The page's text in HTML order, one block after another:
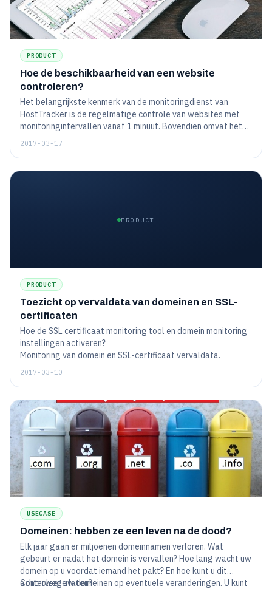
PRODUCT
Hoe de beschikbaarheid van een website
controleren?
Het belangrijkste kenmerk van de monitoringdienst van
HostTracker is de regelmatige controle van websites met
monitoringintervallen vanaf 1 minuut. Bovendien omvat het
speciale wereldwijde netwerk van controlepunten van
2017-03-17
PRODUCT
PRODUCT
Toezicht op vervaldata van domeinen en SSL-
certificaten
Hoe de SSL certificaat monitoring tool en domein monitoring
instellingen activeren?
Monitoring van domein en SSL-certificaat vervaldata.
2017-03-10
USECASE
Domeinen: hebben ze een leven na de dood?
Elk jaar gaan er miljoenen domeinnamen verloren. Wat
gebeurt er nadat het domein is vervallen? Hoe lang wacht uw
domein op u voordat iemand het pakt? En hoe kunt u dit
achterwege laten?
Controleer uw domeinen op eventuele veranderingen. U kunt